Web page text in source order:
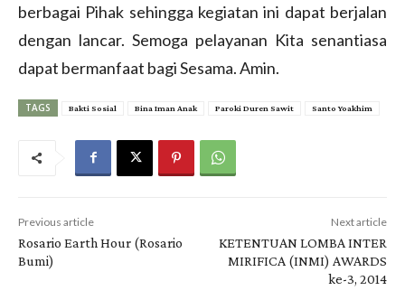
berbagai Pihak sehingga kegiatan ini dapat berjalan
dengan lancar. Semoga pelayanan Kita senantiasa
dapat bermanfaat bagi Sesama. Amin.
TAGS Bakti Sosial Bina Iman Anak Paroki Duren Sawit Santo Yoakhim
Previous article
Rosario Earth Hour (Rosario
Bumi)
Next article
KETENTUAN LOMBA INTER
MIRIFICA (INMI) AWARDS
ke-3, 2014